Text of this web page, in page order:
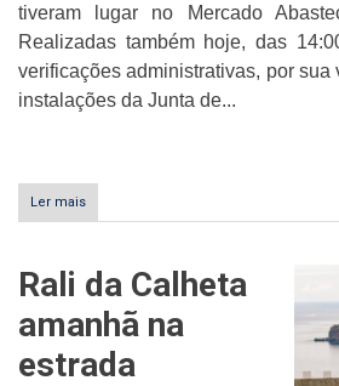
tiveram lugar no Mercado
Realizadas também hoje, das
verificações administrativas, por sua
instalações da Junta de...
Ler mais
Apenas
falhou
do
da
Rali da Calheta
amanhã na
estrada